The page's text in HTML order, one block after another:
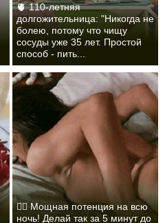
🫀 110-летняя
долгожительница: "Никогда не
болею, потому что чищу
сосуды уже 35 лет. Простой
способ - пить...
❤️‍🔥 Мощная потенция на всю
ночь! Делай так за 5 минут до